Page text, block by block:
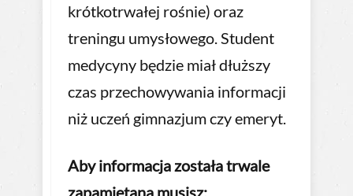
krótkotrwałej rośnie) oraz
treningu umysłowego. Student
medycyny będzie miał dłuższy
czas przechowywania informacji
niż uczeń gimnazjum czy emeryt.
Aby informacja została trwale
zapamiętana musisz: